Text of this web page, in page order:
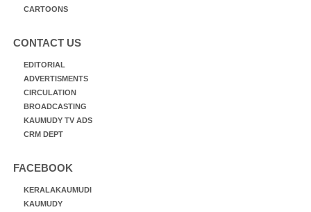
CARTOONS
CONTACT US
EDITORIAL
ADVERTISMENTS
CIRCULATION
BROADCASTING
KAUMUDY TV ADS
CRM DEPT
FACEBOOK
KERALAKAUMUDI
KAUMUDY